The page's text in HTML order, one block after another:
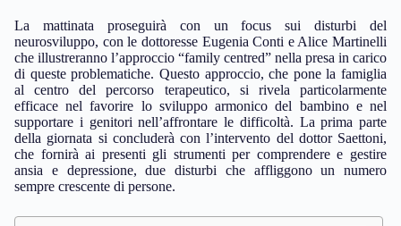
La mattinata proseguirà con un focus sui disturbi del
neurosviluppo, con le dottoresse Eugenia Conti e Alice Martinelli
che illustreranno l’approccio “family centred” nella presa in carico
di queste problematiche. Questo approccio, che pone la famiglia
al centro del percorso terapeutico, si rivela particolarmente
efficace nel favorire lo sviluppo armonico del bambino e nel
supportare i genitori nell’affrontare le difficoltà. La prima parte
della giornata si concluderà con l’intervento del dottor Saettoni,
che fornirà ai presenti gli strumenti per comprendere e gestire
ansia e depressione, due disturbi che affliggono un numero
sempre crescente di persone.